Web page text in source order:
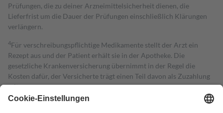
Prüfungen, die zu deiner Arzneimittelsicherheit dienen, die
Lieferfrist um die Dauer der Prüfungen einschließlich Klärungen
verlängern.
4Für verschreibungspflichtige Medikamente stellt der Arzt ein
Rezept aus und der Patient erhält sie in der Apotheke. Die
gesetzliche Krankenversicherung übernimmt in der Regel die
Kosten dafür, der Versicherte trägt einen Teil davon als Zuzahlung
mit.
Grundsätzlich leisten Mitglieder Zuzahlungen in Höhe von zehn